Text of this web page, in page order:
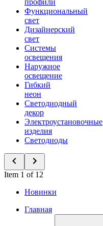
профили
Функциональный
свет
Дизайнерский
свет
Системы
освещения
Наружное
освещение
Гибкий
неон
Светодиодный
декор
Электроустановочные
изделия
Светодиоды
Item 1 of 12
Новинки
Главная